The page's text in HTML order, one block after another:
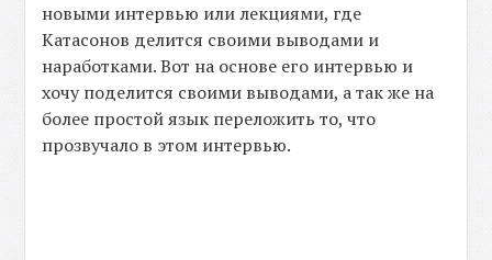
новыми интервью или лекциями, где
Катасонов делится своими выводами и
наработками. Вот на основе его интервью и
хочу поделится своими выводами, а так же на
более простой язык переложить то, что
прозвучало в этом интервью.